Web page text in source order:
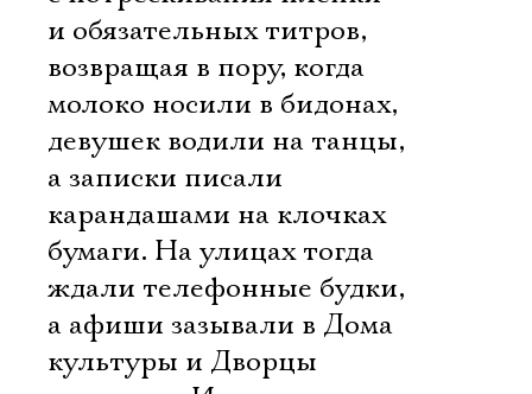
и обязательных титров,
возвращая в пору, когда
молоко носили в бидонах,
девушек водили на танцы,
а записки писали
карандашами на клочках
бумаги. На улицах тогда
ждали телефонные будки,
а афиши зазывали в Дома
культуры и Дворцы